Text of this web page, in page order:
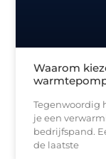
Waarom
Tegenwoordig
je een
bedrijfspand.
de laatste